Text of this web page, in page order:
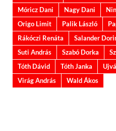
Móricz Dani
Nagy Dani
Origo Limit
Palik László
Rákóczi Renáta
Salander
Suti András
Szabó Dorka
Tóth Dávid
Tóth Janka
Virág András
Wald Ákos